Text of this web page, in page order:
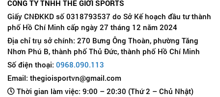
CÔNG TY TNHH THẾ GIỚI SPORTS
Giấy CNĐKKD số 0318793537 do Sở Kế hoạch đầu tư thành
phố Hồ Chí Minh cấp ngày 27 tháng 12 năm 2024
Địa chỉ trụ sở chính: 270 Bưng Ông Thoàn, phường Tăng
Nhơn Phú B, thành phố Thủ Đức, thành phố Hồ Chí Minh
Số điện thoại: 0968.090.113
Email: thegioisportvn@gmail.com
Thời gian làm việc: 9:00 – 20:30 (Thứ 2 – Chủ Nhật)